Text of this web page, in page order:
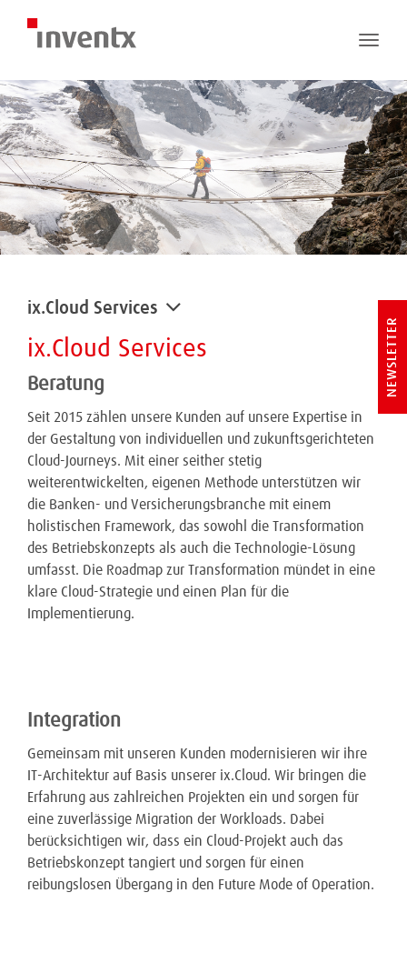
Toggle
ix.Cloud Services
ix.Cloud Services
Beratung
Seit 2015 zählen unsere Kunden auf unsere Expertise in
der Gestaltung von individuellen und zukunftsgerichteten
Cloud-Journeys. Mit einer seither stetig
weiterentwickelten, eigenen Methode unterstützen wir
die Banken- und Versicherungsbranche mit einem
holistischen Framework, das sowohl die Transformation
des Betriebskonzepts als auch die Technologie-Lösung
umfasst. Die Roadmap zur Transformation mündet in eine
klare Cloud-Strategie und einen Plan für die
Implementierung.
Integration
Gemeinsam mit unseren Kunden modernisieren wir ihre
IT-Architektur auf Basis unserer ix.Cloud. Wir bringen die
Erfahrung aus zahlreichen Projekten ein und sorgen für
eine zuverlässige Migration der Workloads. Dabei
berücksichtigen wir, dass ein Cloud-Projekt auch das
Betriebskonzept tangiert und sorgen für einen
reibungslosen Übergang in den Future Mode of Operation.
NEWSLETTER